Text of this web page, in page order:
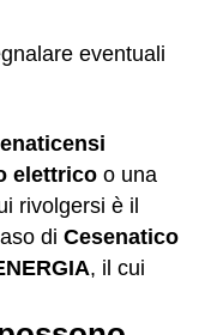
eventuali
elettrico o una
rivolgersi è il
di Cesenatico
, il cui